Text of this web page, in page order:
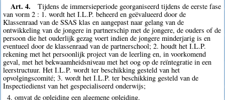
Art. 4.
Tijdens de immersieperiode georganiseerd tijdens de eerste fase
van vorm 2 : 1. wordt het I.L.P. beheerd en geëvalueerd door de
Klassenraad van de SSAS klas en aangepast naar gelang van de
ontwikkeling van de jongere in partnerschip met de jongere, de ouders of de
persoon die het ouderlijk gezag voert indien de jongere minderjarig is en
eventueel door de klassenraad van de partnerschool; 2. houdt het I.L.P.
rekening met het persoonlijk project van de leerling en, in voorkomend
geval, met het bekwaamheidsniveau met het oog op de reïntegratie in een
leerstructuur. Het I.L.P. wordt ter beschikking gesteld van het
opvolgingscomité; 3. wordt het I.L.P. ter beschikking gesteld van de
Inspectiedienst van het gespecialiseerd onderwijs;
4. omvat de opleiding een algemene opleiding.